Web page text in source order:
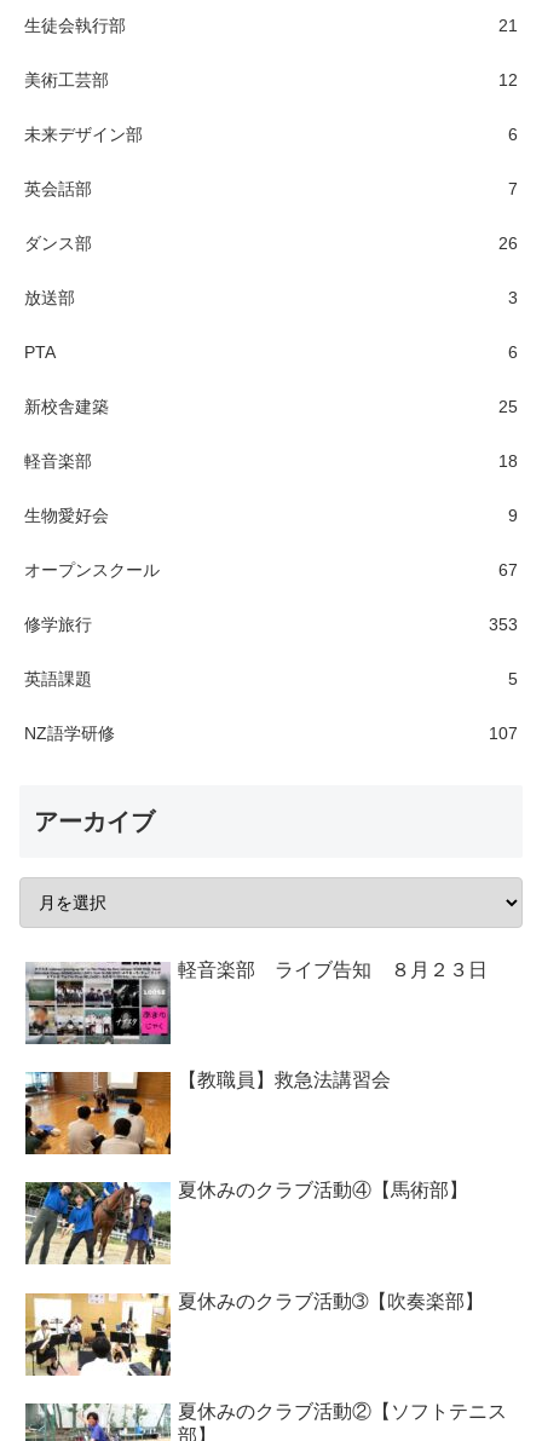
生徒会執行部 21
美術工芸部 12
未来デザイン部 6
英会話部 7
ダンス部 26
放送部 3
PTA 6
新校舎建築 25
軽音楽部 18
生物愛好会 9
オープンスクール 67
修学旅行 353
英語課題 5
NZ語学研修 107
アーカイブ
軽音楽部 ライブ告知 ８月２３日
【教職員】救急法講習会
夏休みのクラブ活動④【馬術部】
夏休みのクラブ活動➂【吹奏楽部】
夏休みのクラブ活動②【ソフトテニス
部】